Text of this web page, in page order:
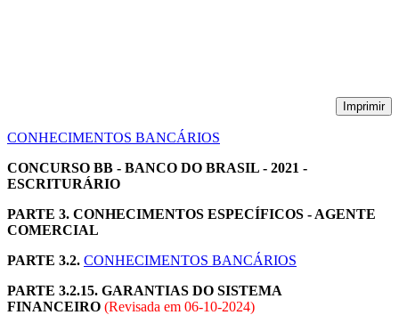
Imprimir
CONHECIMENTOS BANCÁRIOS
CONCURSO BB - BANCO DO BRASIL - 2021 -
ESCRITURÁRIO
PARTE 3. CONHECIMENTOS ESPECÍFICOS - AGENTE
COMERCIAL
PARTE 3.2. CONHECIMENTOS BANCÁRIOS
PARTE 3.2.15. GARANTIAS DO SISTEMA
FINANCEIRO (Revisada em 06-10-2024)